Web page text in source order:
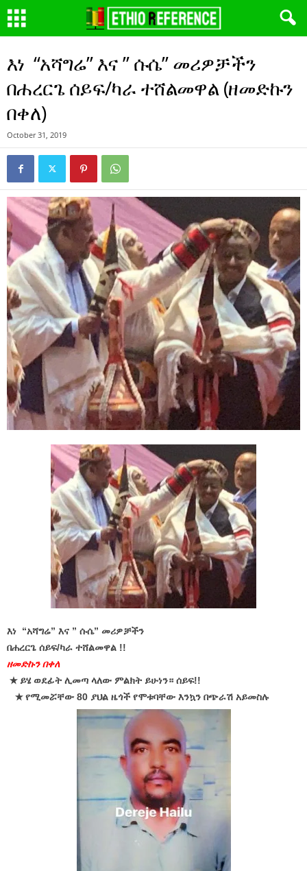
እነ “አሻግሬ” እና ” ሱሴ” መሪዎቻችን
በሐረርጌ ሰይፍ/ካራ ተሸልመዋል (ዘመድኩን
በቀለ)
October 31, 2019
እነ “አሻግሬ” እና ” ሱሴ” መሪዎቻችን
በሐረርጌ ሰይፍ/ካራ ተሸልመዋል !!
ዘመድኩን በቀለ
★ ይሄ ወደፊት ሊመጣ ላለው ምልክት ይሁነን። ሰይፍ!!
★የሚመሯቸው 80 ያህል ዜጎች የሞቱባቸው እንኳን በጭራሽ አይመስሉ